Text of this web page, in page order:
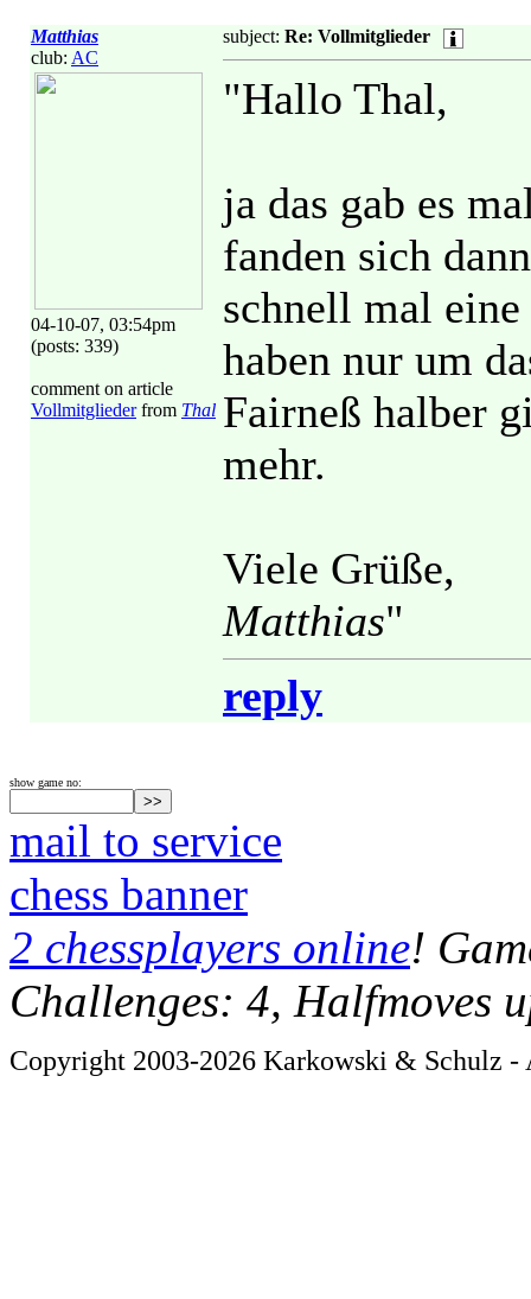
Matthias
club: AC
04-10-07, 03:54pm
(posts: 339)
comment on article
Vollmitgliederfrom Thal
subject: Re: Vollmitglieder
"Hallo Thal,
ja das gab es
fanden sich
schnell mal
haben nur um
Fairneß halber
mehr.
Viele Grüße,
Matthias"
reply
show game no:
mail to service
chess banner
2 chessplayers online!
Challenges: 4, Halfmoves
Copyright 2003-2026 Karkowski & Schulz